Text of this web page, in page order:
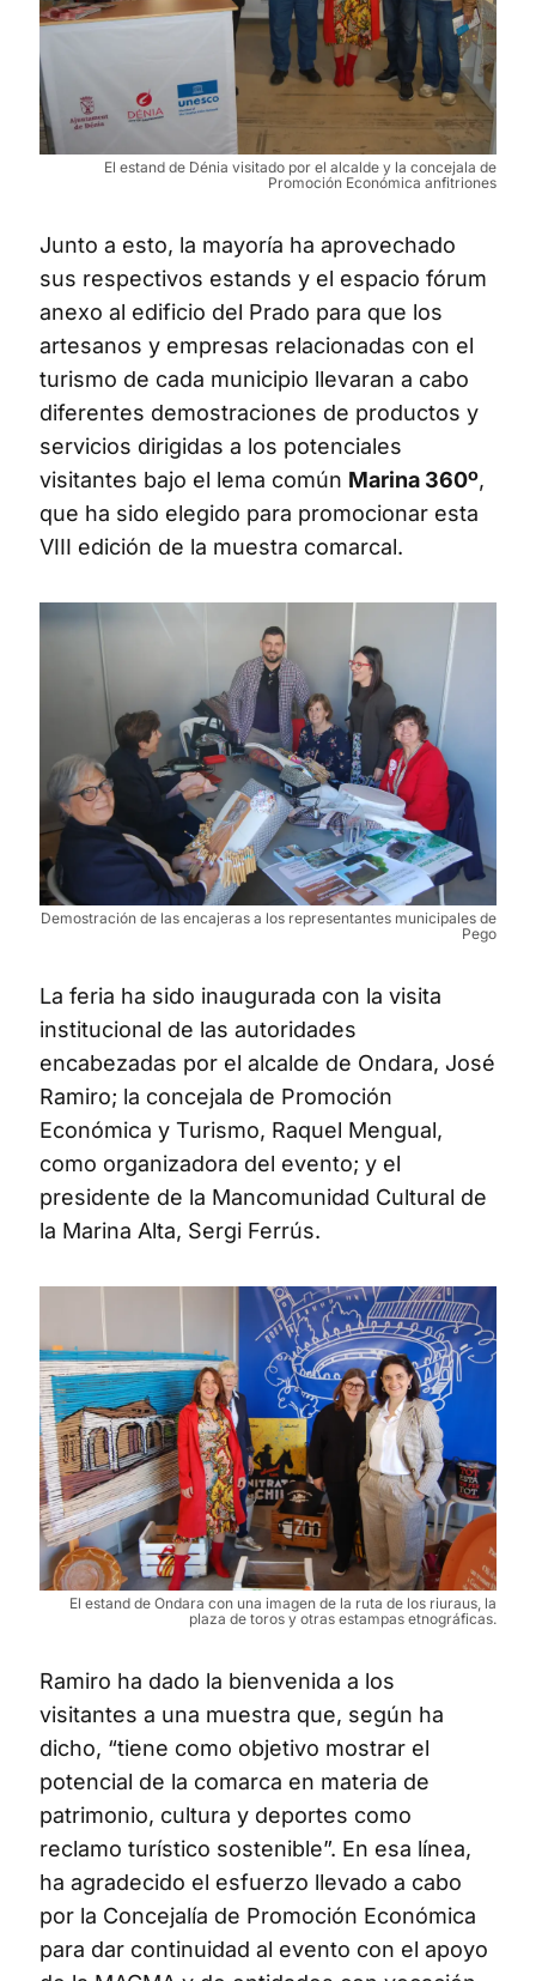
El estand de Dénia visitado por el alcalde y la concejala de
Promoción Económica anfitriones
Junto a esto, la mayoría ha aprovechado
sus respectivos estands y el espacio fórum
anexo al edificio del Prado para que los
artesanos y empresas relacionadas con el
turismo de cada municipio llevaran a cabo
diferentes demostraciones de productos y
servicios dirigidas a los potenciales
visitantes bajo el lema común Marina 360º,
que ha sido elegido para promocionar esta
VIII edición de la muestra comarcal.
Demostración de las encajeras a los representantes municipales de
Pego
La feria ha sido inaugurada con la visita
institucional de las autoridades
encabezadas por el alcalde de Ondara, José
Ramiro; la concejala de Promoción
Económica y Turismo, Raquel Mengual,
como organizadora del evento; y el
presidente de la Mancomunidad Cultural de
la Marina Alta, Sergi Ferrús.
El estand de Ondara con una imagen de la ruta de los riuraus, la
plaza de toros y otras estampas etnográficas.
Ramiro ha dado la bienvenida a los
visitantes a una muestra que, según ha
dicho, “tiene como objetivo mostrar el
potencial de la comarca en materia de
patrimonio, cultura y deportes como
reclamo turístico sostenible”. En esa línea,
ha agradecido el esfuerzo llevado a cabo
por la Concejalía de Promoción Económica
para dar continuidad al evento con el apoyo